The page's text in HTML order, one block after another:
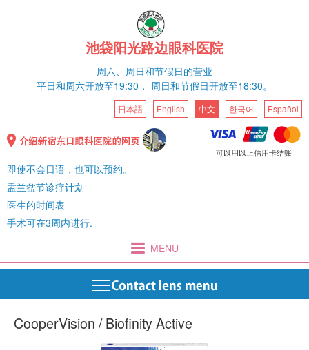
池袋阳光路边眼科医院
周六、 周日和节假日的营业
平日和周六开放至19:30， 周日和节假日开放至18:30。
日本語 English 中文 한국어 Español
可以用以上信用卡结账
即使不会日语，也可以预约。
盂兰盆节诊疗计划
医生的时间表
手术可在3周内进行.
MENU
CooperVision / Biofinity Active